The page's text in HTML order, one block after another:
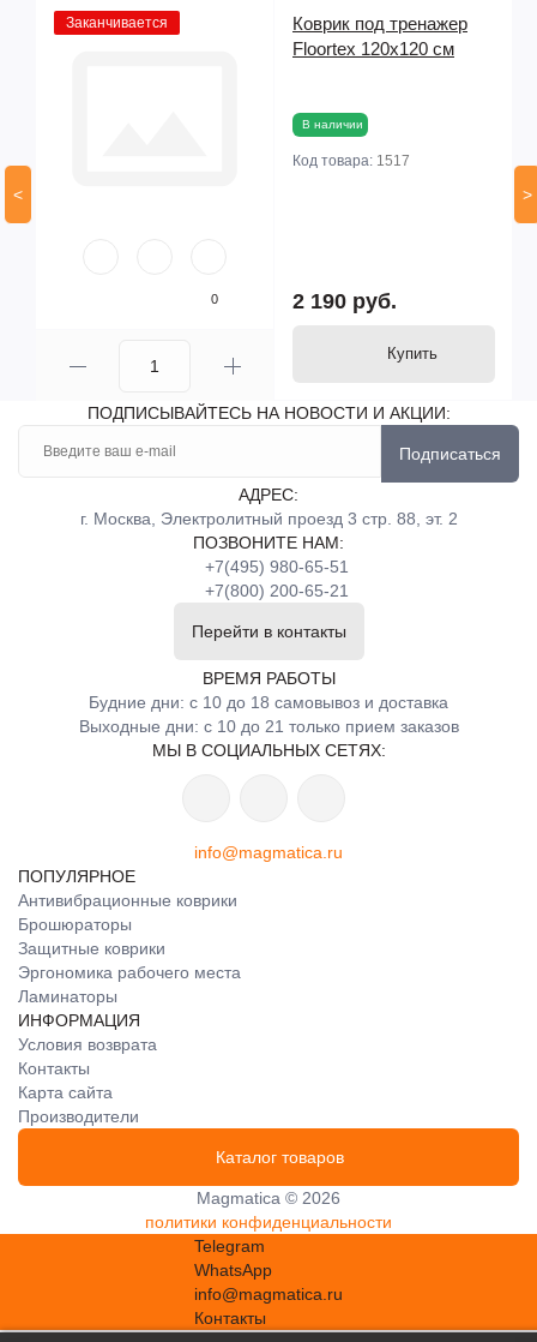
<
Заканчивается
0
Коврик под тренажер
Floortex 120х120 см
В наличии
Код товара: 1517
2 190 руб.
Купить
>
ПОДПИСЫВАЙТЕСЬ НА НОВОСТИ И АКЦИИ:
Подписаться
АДРЕС:
г. Москва, Электролитный проезд 3 стр. 88, эт. 2
ПОЗВОНИТЕ НАМ:
+7(495) 980-65-51
+7(800) 200-65-21
Перейти в контакты
ВРЕМЯ РАБОТЫ
Будние дни: с 10 до 18 самовывоз и доставка
Выходные дни: с 10 до 21 только прием заказов
МЫ В СОЦИАЛЬНЫХ СЕТЯХ:
info@magmatica.ru
ПОПУЛЯРНОЕ
Антивибрационные коврики
Брошюраторы
Защитные коврики
Эргономика рабочего места
Ламинаторы
ИНФОРМАЦИЯ
Условия возврата
Контакты
Карта сайта
Производители
Каталог товаров
Magmatica © 2026
политики конфиденциальности
Telegram
WhatsApp
info@magmatica.ru
Контакты